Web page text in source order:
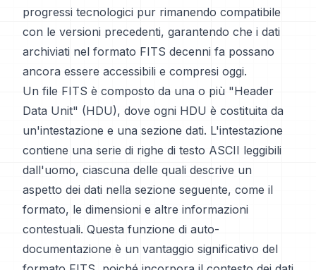
progressi tecnologici pur rimanendo compatibile
con le versioni precedenti, garantendo che i dati
archiviati nel formato FITS decenni fa possano
ancora essere accessibili e compresi oggi.
Un file FITS è composto da una o più "Header
Data Unit" (HDU), dove ogni HDU è costituita da
un'intestazione e una sezione dati. L'intestazione
contiene una serie di righe di testo ASCII leggibili
dall'uomo, ciascuna delle quali descrive un
aspetto dei dati nella sezione seguente, come il
formato, le dimensioni e altre informazioni
contestuali. Questa funzione di auto-
documentazione è un vantaggio significativo del